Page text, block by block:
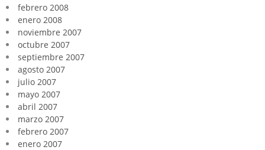
febrero 2008
enero 2008
noviembre 2007
octubre 2007
septiembre 2007
agosto 2007
julio 2007
mayo 2007
abril 2007
marzo 2007
febrero 2007
enero 2007